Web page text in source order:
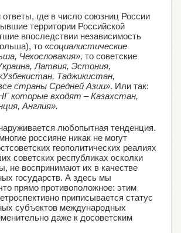
где в число союзниц России
территории Российской
впоследствии независимость
то «социалистические
Чехословакия», то советские
Латвия, Эстония,
Таджикистан,
страны Средней Азии». Или так:
которые входят – Казахстан,
Англия».
любопытная тенденция.
россияне никак не могут
геополитических реалиях
советских республиках осколки
не воспринимают их в качестве
государств. А здесь мы
прямо противоположное: этим
приписывается статус
субъектов международных
даже к досоветским